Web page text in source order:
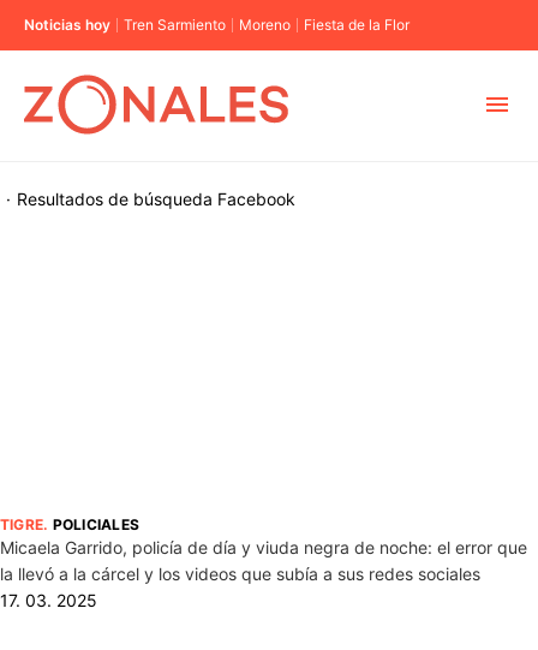
Noticias hoy Tren Sarmiento Moreno Fiesta de la Flor
Resultados de búsqueda
· Facebook
TIGRE. POLICIALES
Micaela Garrido, policía de día y viuda negra de noche: el error que
la llevó a la cárcel y los videos que subía a sus redes sociales
17. 03. 2025